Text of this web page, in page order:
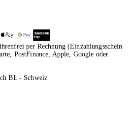
per Rechnung (Einzahlungsschein
PostFinance, Apple, Google oder
BL - Schweiz